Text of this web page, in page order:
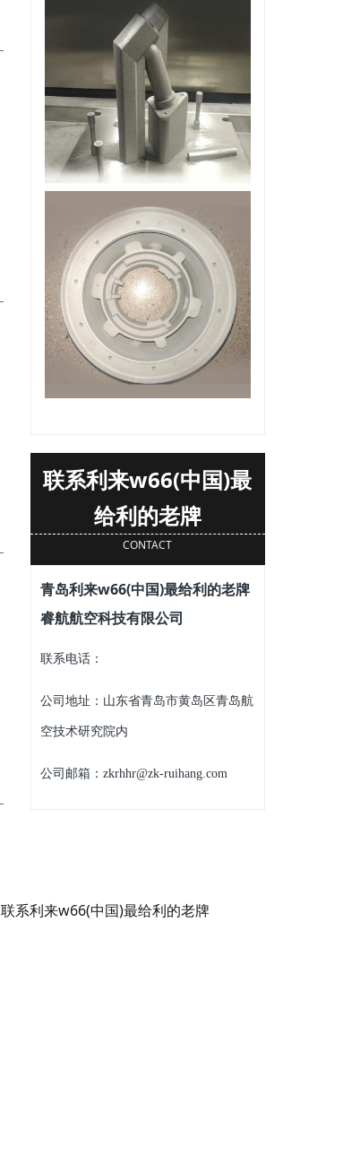
联系利来w66(中国)最
给利的老牌
CONTACT
青岛利来w66(中国)最给利的老牌
睿航航空科技有限公司
联系电话：
公司地址：山东省青岛市黄岛区青岛航
空技术研究院内
公司邮箱：zkrhhr@zk-ruihang.com
联系利来w66(中国)最给利的老牌